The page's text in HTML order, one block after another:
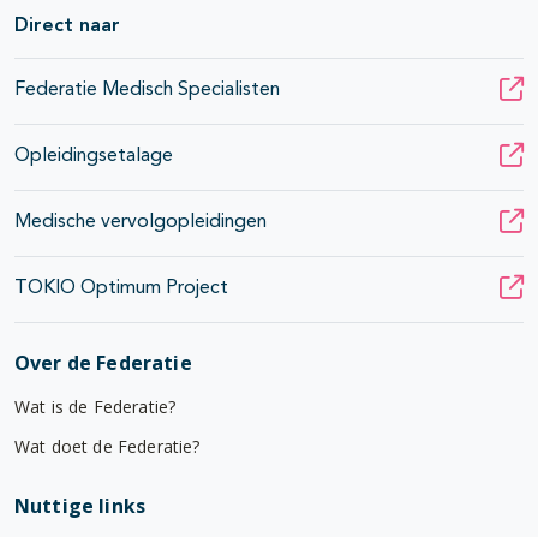
Direct naar
Federatie Medisch Specialisten
Opleidingsetalage
Medische vervolgopleidingen
TOKIO Optimum Project
Over de Federatie
Wat is de Federatie?
Wat doet de Federatie?
Nuttige links